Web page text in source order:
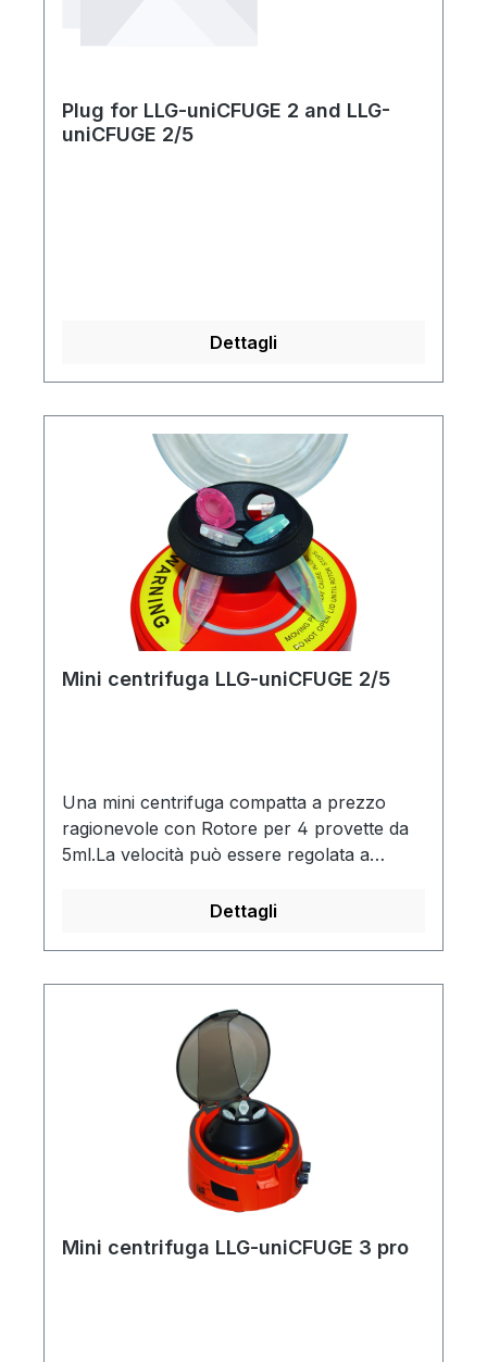
Plug for LLG-uniCFUGE 2 and LLG-
uniCFUGE 2/5
Dettagli
Mini centrifuga LLG-uniCFUGE 2/5
Una mini centrifuga compatta a prezzo
ragionevole con Rotore per 4 provette da
5ml.La velocità può essere regolata a
partenza veloce.Arresto rapido quando il
Dettagli
Mini centrifuga LLG-uniCFUGE 3 pro